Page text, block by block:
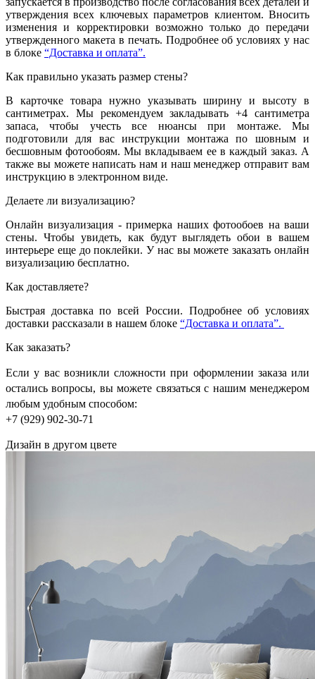
утверждения всех ключевых параметров клиентом. Вносить
изменения и корректировки возможно только до передачи
утвержденного макета в печать. Подробнее об условиях у нас
в блоке “Доставка и оплата”.
Как правильно указать размер стены?
В карточке товара нужно указывать ширину и высоту в
сантиметрах. Мы рекомендуем закладывать +4 сантиметра
запаса, чтобы учесть все нюансы при монтаже. Мы
подготовили для вас инструкции монтажа по шовным и
бесшовным фотообоям. Мы вкладываем ее в каждый заказ. А
также вы можете написать нам и наш менеджер отправит вам
инструкцию в электронном виде.
Делаете ли визуализацию?
Онлайн визуализация - примерка наших фотообоев на ваши
стены. Чтобы увидеть, как будут выглядеть обои в вашем
интерьере еще до поклейки. У нас вы можете заказать онлайн
визуализацию бесплатно.
Как доставляете?
Быстрая доставка по всей России. Подробнее об условиях
доставки рассказали в нашем блоке “Доставка и оплата”.
Как заказать?
Если у вас возникли сложности при оформлении заказа или
остались вопросы, вы можете связаться с нашим менеджером
любым удобным способом:
+7 (929) 902-30-71
Дизайн в другом цвете